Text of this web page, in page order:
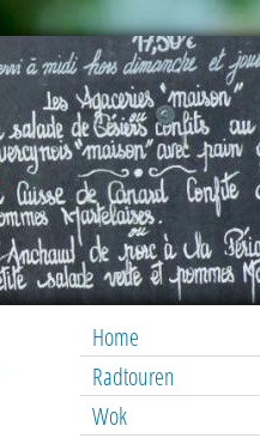
Home
Radtouren
Wok